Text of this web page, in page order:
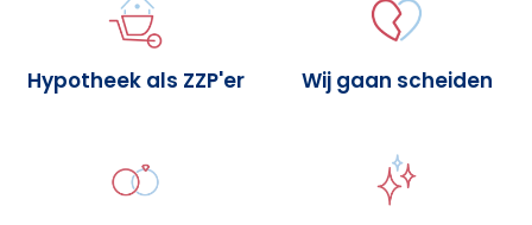
Hypotheek als ZZP'er Wij gaan scheiden